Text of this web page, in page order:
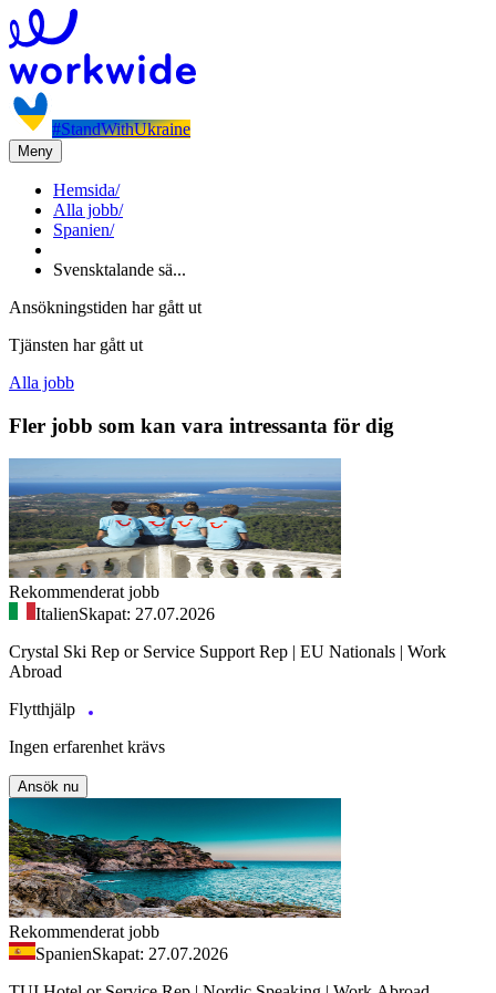
#StandWithUkraine
Meny
Hemsida/
Alla jobb/
Spanien/
Svensktalande sä...
Ansökningstiden har gått ut
Tjänsten har gått ut
Alla jobb
Fler jobb som kan vara intressanta för dig
Rekommenderat jobb
ItalienSkapat: 27.07.2026
Crystal Ski Rep or Service Support Rep | EU Nationals | Work
Abroad
Flytthjälp
Ingen erfarenhet krävs
Ansök nu
Rekommenderat jobb
SpanienSkapat: 27.07.2026